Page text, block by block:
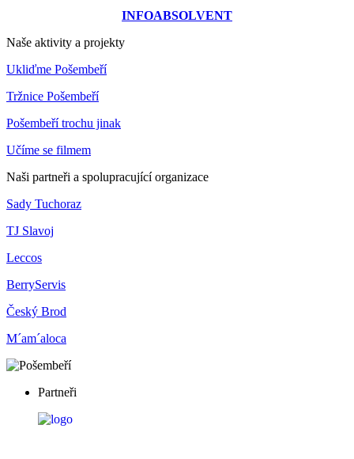
INFOABSOLVENT
Naše aktivity a projekty
Ukliďme Pošembeří
Tržnice Pošembeří
Pošembeří trochu jinak
Učíme se filmem
Naši partneři a spolupracující organizace
Sady Tuchoraz
TJ Slavoj
Leccos
BerryServis
Český Brod
M´am´aloca
Partneři